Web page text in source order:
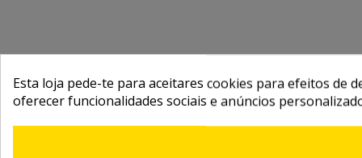
Esta loja pede-te para aceitares cookies para efeitos de
oferecer funcionalidades sociais e anúncios